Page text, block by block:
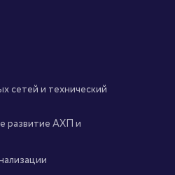
сетей и технический
развитие АХП и